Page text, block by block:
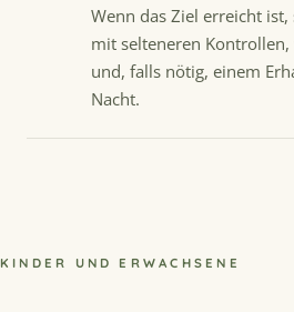
Wenn das Ziel erreicht
mit selteneren
und, falls nötig, einem
Nacht.
KINDER UND ERWACHSENE